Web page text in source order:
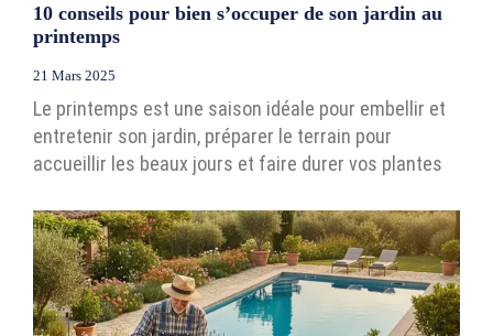
10 conseils pour bien s’occuper de son jardin au
printemps
21 Mars 2025
Le printemps est une saison idéale pour embellir et
entretenir son jardin, préparer le terrain pour
accueillir les beaux jours et faire durer vos plantes